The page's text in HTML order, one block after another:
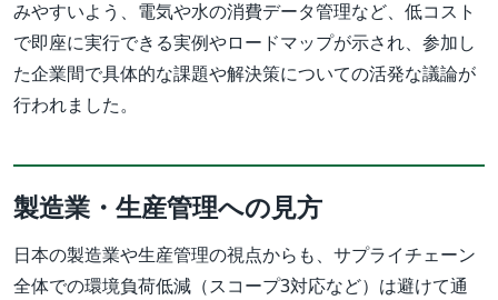
みやすいよう、電気や水の消費データ管理など、低コスト
で即座に実行できる実例やロードマップが示され、参加し
た企業間で具体的な課題や解決策についての活発な議論が
行われました。
製造業・生産管理への見方
日本の製造業や生産管理の視点からも、サプライチェーン
全体での環境負荷低減（スコープ3対応など）は避けて通